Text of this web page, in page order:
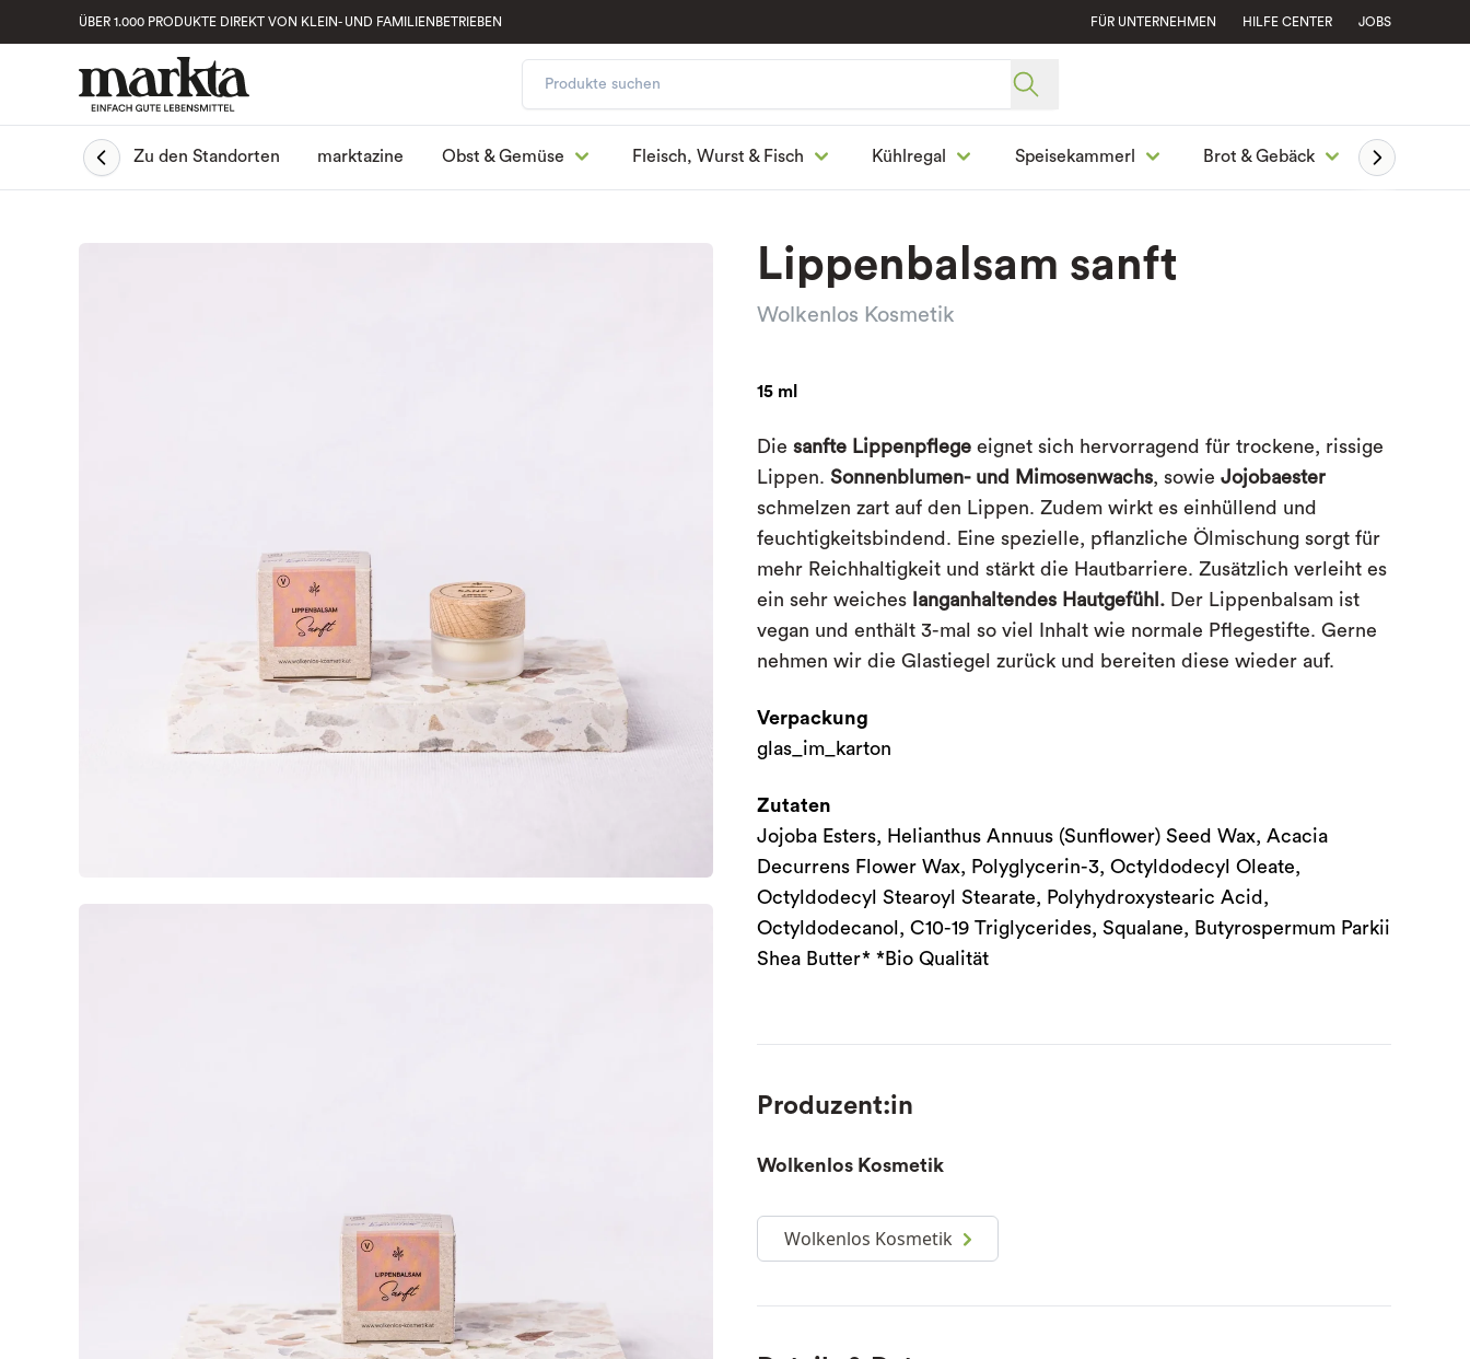
ÜBER 1.000 PRODUKTE DIREKT VON KLEIN- UND FAMILIENBETRIEBEN FÜR UNTERNEHMEN HILFE CENTER JOBS
Zu den Standorten marktazine Obst & Gemüse Fleisch, Wurst & Fisch Kühlregal Speisekammerl Brot & Gebäck
Lippenbalsam sanft
Wolkenlos Kosmetik
15 ml
Die sanfte Lippenpflegeeignet sich hervorragend für trockene, rissige
Lippen. Sonnenblumen- und Mimosenwachs, sowie Jojobaester
schmelzen zart auf den Lippen. Zudem wirkt es einhüllend und
feuchtigkeitsbindend. Eine spezielle, pflanzliche Ölmischung sorgt für
mehr Reichhaltigkeit und stärkt die Hautbarriere. Zusätzlich verleiht es
ein sehr weiches
langanhaltendes Hautgefühl.Der Lippenbalsam ist
vegan und enthält 3-mal so viel Inhalt wie normale Pflegestifte. Gerne
nehmen wir die Glastiegel zurück und bereiten diese wieder auf.
Verpackung
glas_im_karton
Zutaten
Jojoba Esters, Helianthus Annuus (Sunflower) Seed Wax, Acacia
Decurrens Flower Wax, Polyglycerin-3, Octyldodecyl Oleate,
Octyldodecyl Stearoyl Stearate, Polyhydroxystearic Acid,
Octyldodecanol, C10-19 Triglycerides, Squalane, Butyrospermum Parkii
Shea Butter* *Bio Qualität
Produzent:in
Wolkenlos Kosmetik
Wolkenlos Kosmetik